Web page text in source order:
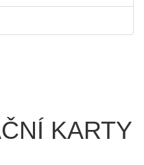
KARTY